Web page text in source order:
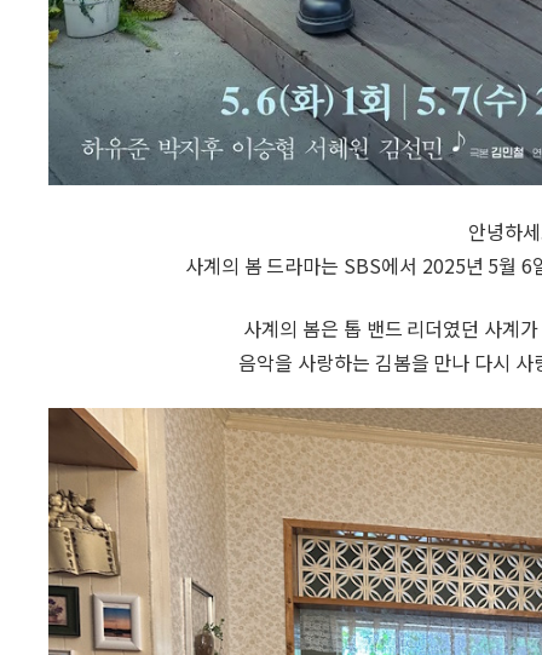
안녕하
사계의 봄드라마는 SBS에서 2025년 5월 6
사계의 봄은 톱 밴드 리더였던 사계
음악을 사랑하는 김봄을 만나 다시